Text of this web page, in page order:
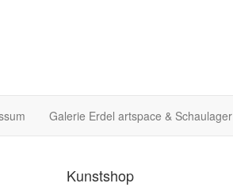
Galerie Erdel artspace & Schaulager
Kunstshop